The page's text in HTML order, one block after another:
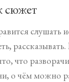
сюжет
слушать
что
о чём можно